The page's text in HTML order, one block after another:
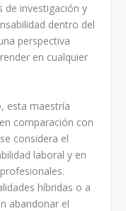
de investigación y
dentro del
perspectiva
en cualquier
esta maestría
comparación con
considera el
laboral y en
híbridas o a
abandonar el